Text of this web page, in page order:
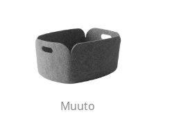
Tischleuchten
Schreibtischleuchten
Muuto